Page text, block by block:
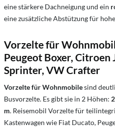
eine stärkere Dachneigung und ein
eine zusätzliche Abstützung für
Vorzelte für
Peugeot Boxer, Citroen
Sprinter, VW Crafter
Vorzelte für Wohnmobilesind
Busvorzelte. Es gibt sie in 2 Höhen:
m. Reisemobil Vorzelte für
Kastenwagen wie Fiat Ducato,